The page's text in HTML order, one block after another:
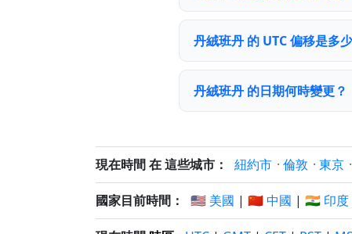
丹絨班丹 的 UTC 偏移是多
丹絨班丹 的日期何時變更？
現在時間 在 這些城市： 紐約市 · 倫敦 · 東京 ·
國家目前時間： 🇺🇸 美國 | 🇨🇳 中國 | 🇮🇳 印度